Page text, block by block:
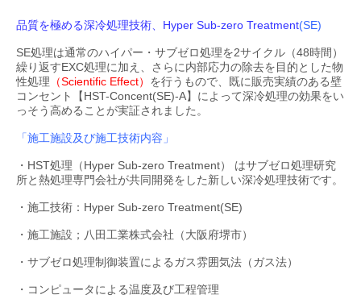
品質を極める深冷処理技術、Hyper Sub-zero Treatment(SE)
SE処理は通常のハイパー・サブゼロ処理を2サイクル（48時間）
繰り返すEXC処理に加え、さらに内部応力の除去を目的とした物
性処理 （Scientific Effect） を行うもので、既に販売実績のある壁
コンセント【HST-Concent(SE)-A】によって深冷処理の効果をい
っそう高めることが実証されました。
「施工施設及び施工技術内容」
・HST処理（Hyper Sub-zero Treatment） はサブゼロ処理研究
所と熱処理専門会社が共同開発をした新しい深冷処理技術です。
・施工技術：Hyper Sub-zero Treatment(SE)
・施工施設；八田工業株式会社（大阪府堺市）
・サブゼロ処理制御装置によるガス雰囲気法（ガス法）
・コンピュータによる温度及び工程管理